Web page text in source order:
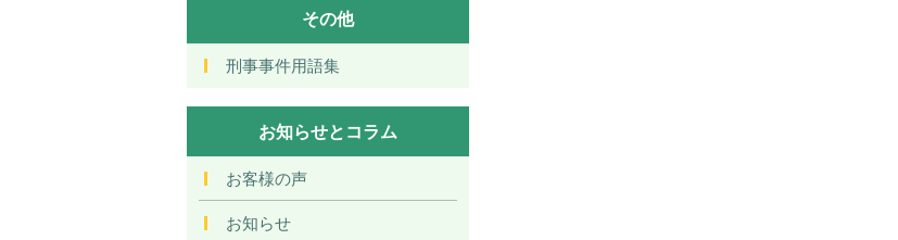
その他
刑事事件用語集
お知らせとコラム
お客様の声
お知らせ